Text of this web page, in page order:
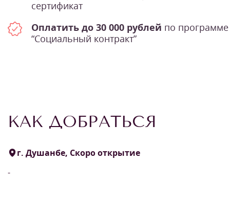
сертификат
Оплатить до 30 000 рублей по программе
“Социальный контракт”
КАК ДОБРАТЬСЯ
г. Душанбе, Скоро открытие
-